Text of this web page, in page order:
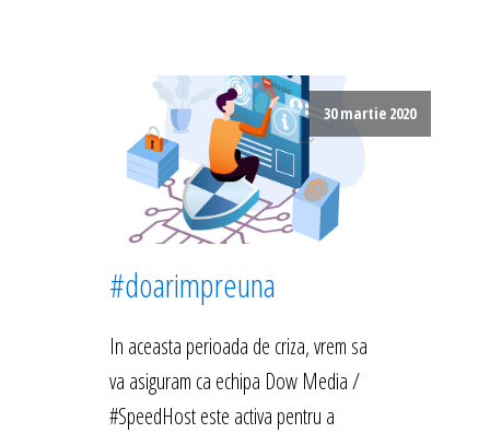
30 martie 2020
#doarimpreuna
In aceasta perioada de criza, vrem sa
va asiguram ca echipa Dow Media /
#SpeedHost este activa pentru a